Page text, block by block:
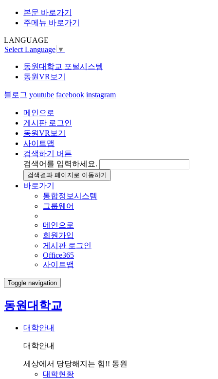
본문 바로가기
주메뉴 바로가기
LANGUAGE
Select Language ▼
동원대학교 포털시스템
동원VR보기
블로그 youtube facebook instagram
메인으로
게시판 로그인
동원VR보기
사이트맵
검색하기 버튼
검색어를 입력하세요.
검색결과 페이지로 이동하기
바로가기
통합정보시스템
그룹웨어
메인으로
회원가입
게시판 로그인
Office365
사이트맵
Toggle navigation
동원대학교
대학안내
대학안내
세상에서 당당해지는 힘!! 동원
대학현황